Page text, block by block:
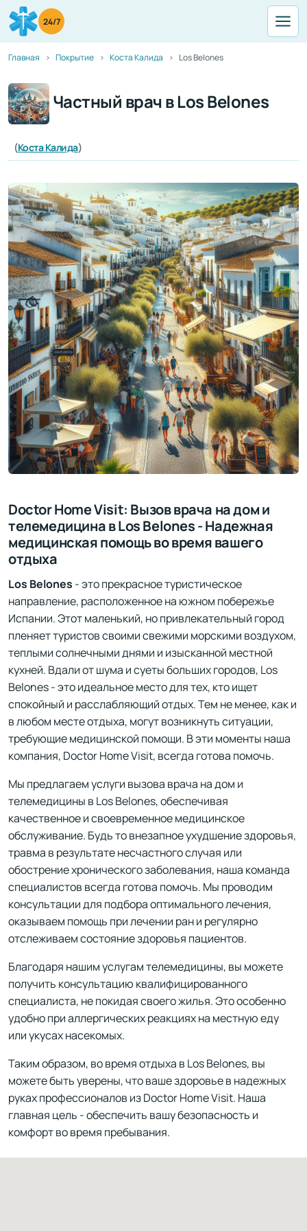
24/7
Главная Покрытие Коста Калида Los Belones
Частный врач в Los Belones
(Коста Калида)
Doctor Home Visit: Вызов врача на дом и
телемедицина в Los Belones - Надежная
медицинская помощь во время вашего
отдыха
Los Belones - это прекрасное туристическое
направление, расположенное на южном побережье
Испании. Этот маленький, но привлекательный город
пленяет туристов своими свежими морскими воздухом,
теплыми солнечными днями и изысканной местной
кухней. Вдали от шума и суеты больших городов, Los
Belones - это идеальное место для тех, кто ищет
спокойный и расслабляющий отдых. Тем не менее, как и
в любом месте отдыха, могут возникнуть ситуации,
требующие медицинской помощи. В эти моменты наша
компания, Doctor Home Visit, всегда готова помочь.
Мы предлагаем услуги вызова врача на дом и
телемедицины в Los Belones, обеспечивая
качественное и своевременное медицинское
обслуживание. Будь то внезапное ухудшение здоровья,
травма в результате несчастного случая или
обострение хронического заболевания, наша команда
специалистов всегда готова помочь. Мы проводим
консультации для подбора оптимального лечения,
оказываем помощь при лечении ран и регулярно
отслеживаем состояние здоровья пациентов.
Благодаря нашим услугам телемедицины, вы можете
получить консультацию квалифицированного
специалиста, не покидая своего жилья. Это особенно
удобно при аллергических реакциях на местную еду
или укусах насекомых.
Таким образом, во время отдыха в Los Belones, вы
можете быть уверены, что ваше здоровье в надежных
руках профессионалов из Doctor Home Visit. Наша
главная цель - обеспечить вашу безопасность и
комфорт во время пребывания.